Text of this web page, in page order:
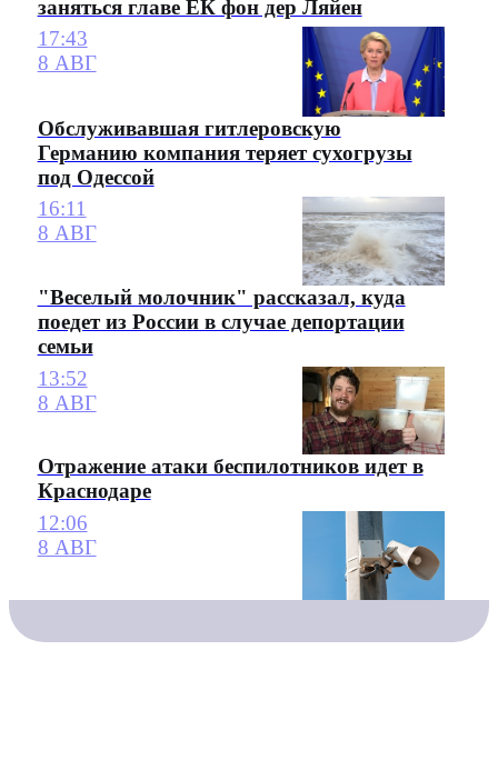
заняться главе ЕК фон дер Ляйен
17:43
8 АВГ
Обслуживавшая гитлеровскую
Германию компания теряет сухогрузы
под Одессой
16:11
8 АВГ
"Веселый молочник" рассказал, куда
поедет из России в случае депортации
семьи
13:52
8 АВГ
Отражение атаки беспилотников идет в
Краснодаре
12:06
8 АВГ